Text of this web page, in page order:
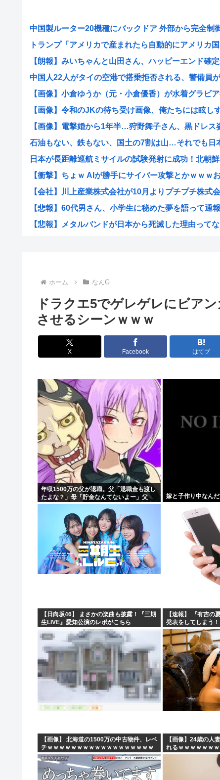
中国製ルーター20機種にバックドア 外部から完全制
トランプ「アメリカで産まれたら自動的にアメリカ
【朗報】みいちゃんと山田さん、ハッピーエンド確
中国人22人がタイの空港で搭乗拒否される、警備員
【画像】小倉ゆうか（元・小倉優香）が水着グラビ
【画像】令和のJKの待ち受け画像、俺たちには眩し
【画像】電撃婚から1年半…狩野舞子さん、黒ドレス
石油もない、鉄もない、国土の7割は山…それでも日
日本が長距離巡航ミサイルの試験発射に成功！北朝
【衝撃】ちょｗ AIが勝手にサイバー攻撃とかｗｗｗ
【会社】川上産業株式会社が10月よりプチプチ株式
【悲報】60代男さん、小学生に秘めた夢を語って通
【悲報】メタルバンドが日本から死滅した理由って
【朗報】みいちゃんと山田さん、ハッピーエンド確定
【悲報】アニメ「ヤニねこ」BPOに通報され審議入り
【激怒】有吉弘行、「テレビ見ないんですよ」に団子
【画像】脱いだ瞬間ドスケベになるボーイッシュ女子
一人飲み好きな人、集まれ！
男性のプライドが高いと感じた瞬間
「品切れ前に購入すると満足感」大量注文キャンセ
【悲報】友達とロイヤルホストに行った息子、絶望
【画像】チー牛さん、とんでもない恵体の白人美女と
【衝撃】きゃりーぱみゅぱみゅ 本名をさらりと告白
アメリカ・ミシガン州の民主党予備選挙 イスラム教徒
【画像】キズナアイが今年で10周年ってマジ？www
ホーム なんG
ドラクエ5でゲレゲレにビア
させるシーンｗｗｗ
X Facebook はてブ
年収1500万の父が退職。父「退職金も渡し
たよな？」母「貯金なんてないよー」父
「全部なくなったの！？」→予想外の返事
に家族騒然となり…
嫁と子作り中なん
【日向坂46】 まさかの楽曲も披露！『三期
生LIVE』愛知公演のレポがこちら
【速報】 『有吉の
発表をしてしまう！
【画像】 北海道の1500万の中古物件、レベ
チｗｗｗｗｗｗｗｗｗｗｗｗｗｗｗｗｗｗ
ｗｗ
【画像】24歳の人
れるｗｗｗｗｗｗ